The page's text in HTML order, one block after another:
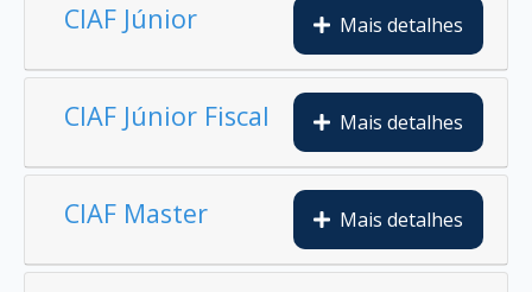
CIAF Júnior Mais detalhes
CIAF Júnior Fiscal Mais detalhes
CIAF Master Mais detalhes